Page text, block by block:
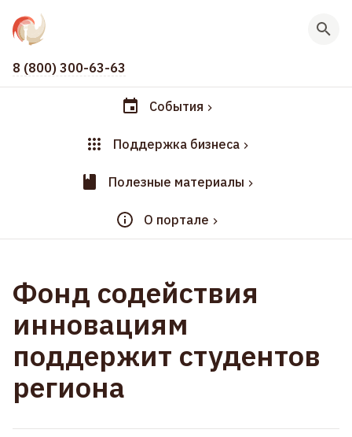
8 (800) 300-63-63
События
Поддержка бизнеса
Полезные материалы
О портале
Фонд содействия
инновациям
поддержит студентов
региона